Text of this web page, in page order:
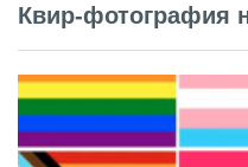
Квир-фотография